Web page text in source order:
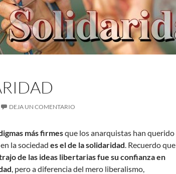
DEJA UN COMENTARIO
más firmesque los anarquistas han querido
la sociedad es el de la solidaridad. Recuerdo que
de las ideas libertarias fue su confianza en
, pero a diferencia del mero liberalismo,